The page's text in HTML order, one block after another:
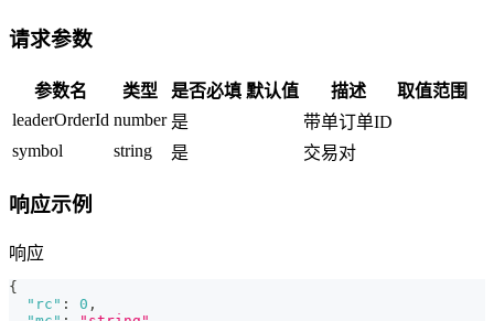
请求参数
参数名 类型 是否必填 默认值 描述
取值范围
leaderOrderId number 是
带单订单ID
symbol
string 是 交易对
响应示例
响应
{
"rc" : 0 ,